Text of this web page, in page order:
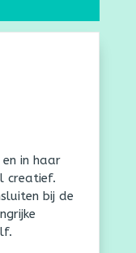
en in haar
creatief.
bij de